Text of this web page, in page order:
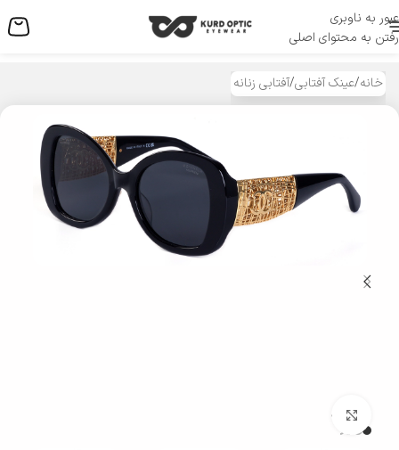
عبور به ناوبری
رفتن به محتوای اصلی
منو
خانه/عینک آفتابی/آفتابی زنانه
بزرگنمایی تصویر